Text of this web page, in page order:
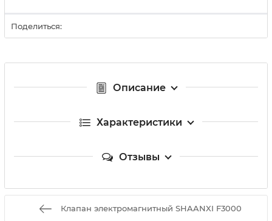
Поделиться:
Описание
Характеристики
Отзывы
Клапан электромагнитный SHAANXI F3000